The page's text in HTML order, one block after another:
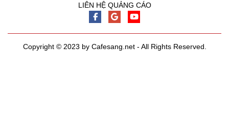
LIÊN HỆ QUẢNG CÁO
Copyright © 2023 by Cafesang.net - All Rights Reserved.